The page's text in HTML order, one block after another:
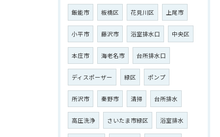
飯能市 板橋区 花見川区 上尾市
小平市 藤沢市 浴室排水口 中央区
本庄市 海老名市 台所排水口
ディスポーザー 緑区 ポンプ
所沢市 秦野市 清掃 台所排水
高圧洗浄 さいたま市緑区 浴室排水